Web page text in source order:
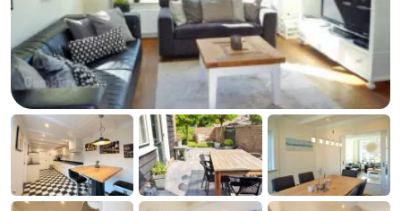
Strand
Overnachten
Appartementen
-
Park
Loverendale
-
Résidence
Bed